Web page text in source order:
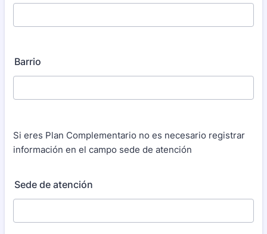
Barrio
Si eres Plan Complementario no es necesario registrar
información en el campo sede de atención
Sede de atención